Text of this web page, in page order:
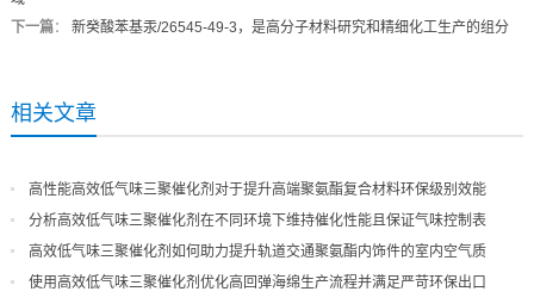
下一篇： 新癸酸苯基汞/26545-49-3，是高分子材料研究和精细化工生产的组分
相关文章
高性能高效低气味三聚催化剂对于提升高端聚氨酯复合材料环保级别效能
分析高效低气味三聚催化剂在不同环境下维持催化性能且保证气味控制表
现
高效低气味三聚催化剂如何助力提升轨道交通聚氨酯内饰件的室内空气质
量
使用高效低气味三聚催化剂优化高回弹海绵生产流程并满足严苛环保出口